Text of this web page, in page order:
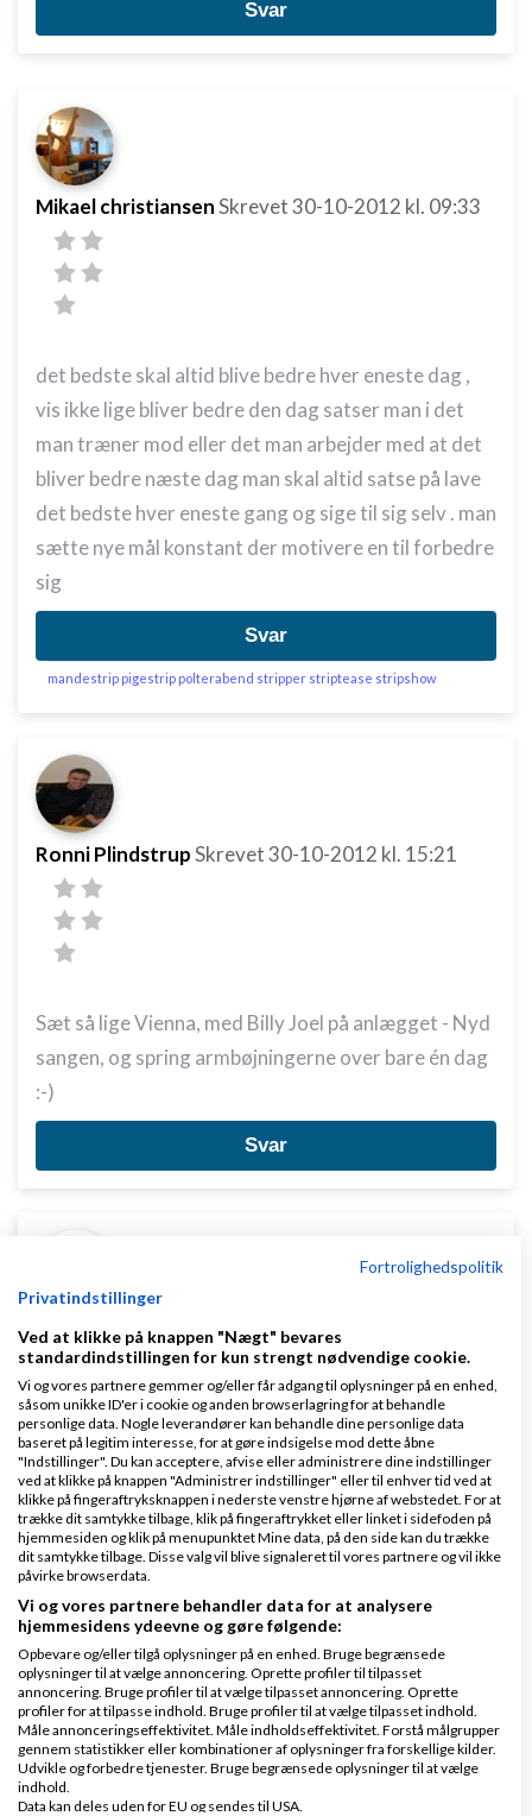
Svar
Mikael christiansenSkrevet30-10-2012 kl. 09:33
det bedste skal altid blive bedre hver eneste dag ,
vis ikke lige bliver bedre den dag satser man i det
man træner mod eller det man arbejder med at det
bliver bedre næste dag man skal altid satse på lave
det bedste hver eneste gang og sige til sig selv . man
sætte nye mål konstant der motivere en til forbedre
sig
Svar
mandestrip pigestrip polterabend stripper striptease stripshow
Ronni PlindstrupSkrevet30-10-2012 kl. 15:21
Sæt så lige Vienna, med Billy Joel på anlægget - Nyd
sangen, og spring armbøjningerne over bare én dag
:-)
Svar
ann Skrevet 30-10-2012kl. 15:36
Gennemsnit5,0stjerner givet af1
person
De siger at man kan hvad med vil, men hvad med
forhindringerne som kan opstå, du kunne jo få
smerter i skulderen dagen efter, som vil få dig til at
fortryde at du skubbede ekstra på.
eller du kan tage det med som en lærdom.
Men ideen er god nok, det handler bare at skubbe på
og ikke give op.
Svar
Fortrolighedspolitik
Privatindstillinger
Ved at klikke på knappen "Nægt" bevares
standardindstillingen for kun strengt nødvendige cookie.
Vi og vores partnere gemmer og/eller får adgang til oplysninger på en enhed,
såsom unikke ID'er i cookie og anden browserlagring for at behandle
personlige data. Nogle leverandører kan behandle dine personlige data
baseret på legitim interesse, for at gøre indsigelse mod dette åbne
"Indstillinger". Du kan acceptere, afvise eller administrere dine indstillinger
ved at klikke på knappen "Administrer indstillinger" eller til enhver tid ved at
klikke på fingeraftryksknappen i nederste venstre hjørne af webstedet. For at
trække dit samtykke tilbage, klik på fingeraftrykket eller linket i sidefoden på
hjemmesiden og klik på menupunktet Mine data, på den side kan du trække
dit samtykke tilbage. Disse valg vil blive signaleret til vores partnere og vil ikke
påvirke browserdata.
Vi og vores partnere behandler data for at analysere
hjemmesidens ydeevne og gøre følgende:
Opbevare og/eller tilgå oplysninger på en enhed. Bruge begrænsede
oplysninger til at vælge annoncering. Oprette profiler til tilpasset
annoncering. Bruge profiler til at vælge tilpasset annoncering. Oprette
profiler for at tilpasse indhold. Bruge profiler til at vælge tilpasset indhold.
Måle annonceringseffektivitet. Måle indholdseffektivitet. Forstå målgrupper
gennem statistikker eller kombinationer af oplysninger fra forskellige kilder.
Udvikle og forbedre tjenester. Bruge begrænsede oplysninger til at vælge
indhold.
Data kan deles uden for EU og sendes til USA.